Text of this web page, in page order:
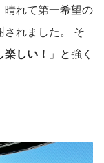
晴れて第一希望の
れました。 そ
しい！ 」と強く